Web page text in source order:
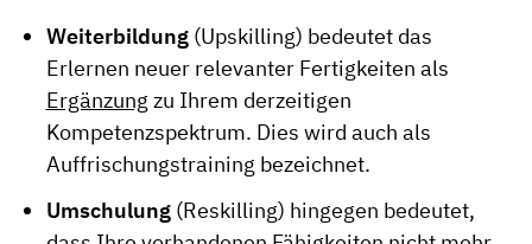
Weiterbildung(Upskilling) bedeutet das
Erlernen neuer relevanter Fertigkeiten als
Ergänzung zu Ihrem derzeitigen
Kompetenzspektrum. Dies wird auch als
Auffrischungstraining bezeichnet.
Umschulung(Reskilling) hingegen bedeutet,